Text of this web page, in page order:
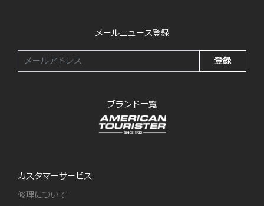
メールニュース登録
登録
ブランド一覧
カスタマーサービス
修理について